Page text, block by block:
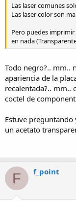
Las laser comunes
Las laser color son
Pero puedes
en nada
Todo negro?.. mm..
apariencia de la
recalentada?.. mm..
coctel de
Estuve
un acetato
F f_point